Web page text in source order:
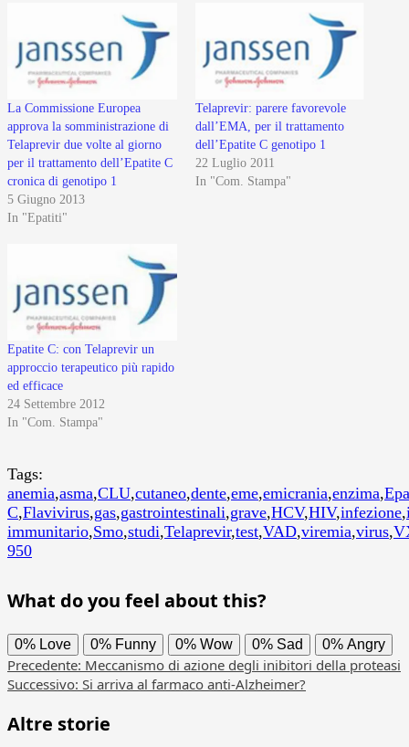
La Commissione Europea
approva la somministrazione di
Telaprevir due volte al giorno
per il trattamento dell’Epatite C
cronica di genotipo 1
5 Giugno 2013
In "Epatiti"
Telaprevir: parere favorevole
dall’EMA, per il trattamento
dell’Epatite C genotipo 1
22 Luglio 2011
In "Com. Stampa"
Epatite C: con Telaprevir un
approccio terapeutico più rapido
ed efficace
24 Settembre 2012
In "Com. Stampa"
Tags:
anemia,asma,CLU,cutaneo,dente,eme,emicrania,enzima,
C,Flavivirus,gas,gastrointestinali,grave,HCV,HIV,infezione,
immunitario,Smo,studi,Telaprevir,test,VAD,viremia,virus,
950
What do you feel about this?
0% Love 0% Funny 0% Wow 0% Sad 0% Angry
Navigazione
articolo
Precedente: Meccanismo di azione degli inibitori della proteasi
Successivo: Si arriva al farmaco anti-Alzheimer?
Altre storie